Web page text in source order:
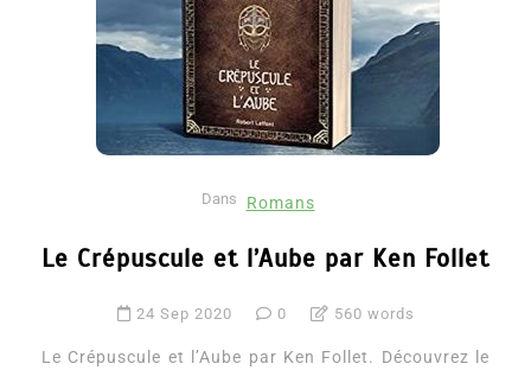
Dans Romans
Le Crépuscule et l’Aube par Ken Follet
24 Sep 2020 0 560 words
Le Crépuscule et l’Aube par Ken Follet. Découvrez le